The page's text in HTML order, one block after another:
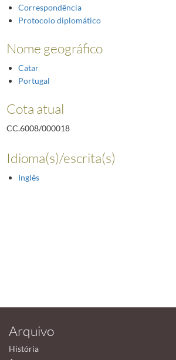
Correspondência
Protocolo diplomático
Nome geográfico
Catar
Portugal
Cota atual
CC.6008/000018
Idioma(s)/escrita(s)
Inglês
Arquivo
História